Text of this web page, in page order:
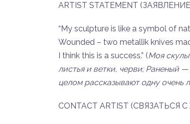
ARTIST STATEMENT
“My sculpture is like a symbol of
Wounded – two metallik knives
I think this is a success.” (Моя
листья и ветки, черви; Раненый
целом рассказывают одну
CONTACT ARTIST